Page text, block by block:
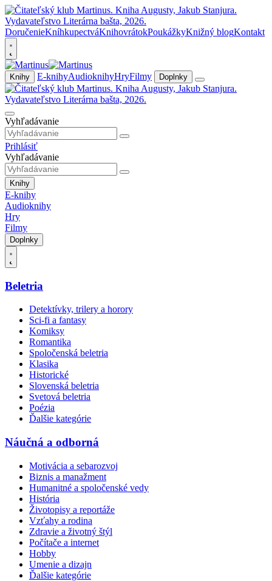
DoručenieKníhkupectváKnihovrátokPoukážkyKnižný blogKontakt
Knihy E-knihyAudioknihyHryFilmy Doplnky
Vyhľadávanie
Prihlásiť
Vyhľadávanie
Knihy
E-knihy
Audioknihy
Hry
Filmy
Doplnky
Beletria
Detektívky, trilery a horory
Sci-fi a fantasy
Komiksy
Romantika
Spoločenská beletria
Klasika
Historické
Slovenská beletria
Svetová beletria
Poézia
Ďalšie kategórie
Náučná a odborná
Motivácia a sebarozvoj
Biznis a manažment
Humanitné a spoločenské vedy
História
Životopisy a reportáže
Vzťahy a rodina
Zdravie a životný štýl
Počítače a internet
Hobby
Umenie a dizajn
Ďalšie kategórie